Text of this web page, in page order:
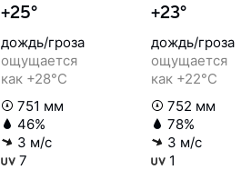
+25°
дождь/гроза
ощущается
как +28°C
751 мм
46%
3 м/с
7
+23°
дождь/гроза
ощущается
как +22°C
752 мм
78%
3 м/с
1